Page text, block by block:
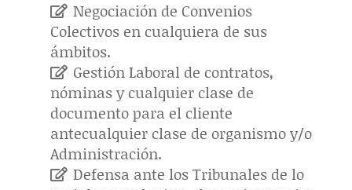
Negociación de Convenios
Colectivos en cualquiera de sus
ámbitos.
Gestión Laboral de contratos,
nóminas y cualquier clase de
documento para el cliente
antecualquier clase de organismo y/o
Administración.
Defensa ante los Tribunales de lo